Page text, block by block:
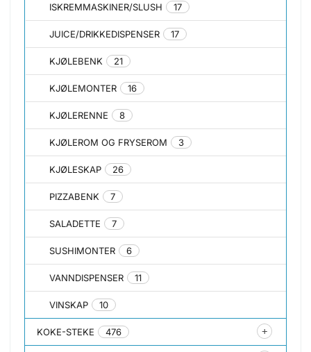
ISKREMMASKINER/SLUSH 17
JUICE/DRIKKEDISPENSER 17
KJØLEBENK 21
KJØLEMONTER 16
KJØLERENNE 8
KJØLEROM OG FRYSEROM 3
KJØLESKAP 26
PIZZABENK 7
SALADETTE 7
SUSHIMONTER 6
VANNDISPENSER 11
VINSKAP 10
KOKE-STEKE 476